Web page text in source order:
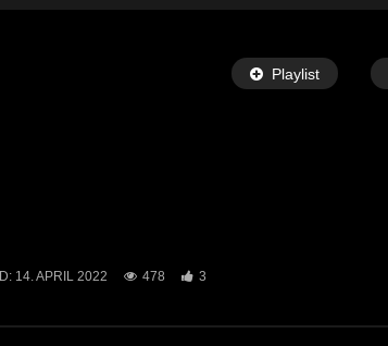
Playlist
14. APRIL 2022 478 3